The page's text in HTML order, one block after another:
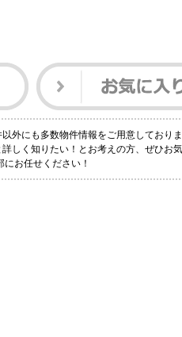
外にも多数物件情報をご用意しておりま
しく知りたい！とお考えの方、ぜひお
お任せください！